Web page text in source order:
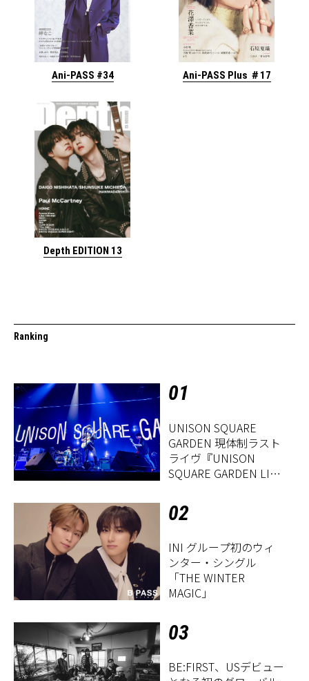
Ani-PASS #34 Ani-PASS Plus ＃17
Depth EDITION 13
Ranking
01
UNISON SQUARE
GARDEN 現体制ラスト
ライヴ『UNISON
SQUARE GARDEN LIVE
Period」』レポート
02
INI グループ初のウィ
ンター・シングル
「THE WINTER
MAGIC」
03
BE:FIRST、USデビュー